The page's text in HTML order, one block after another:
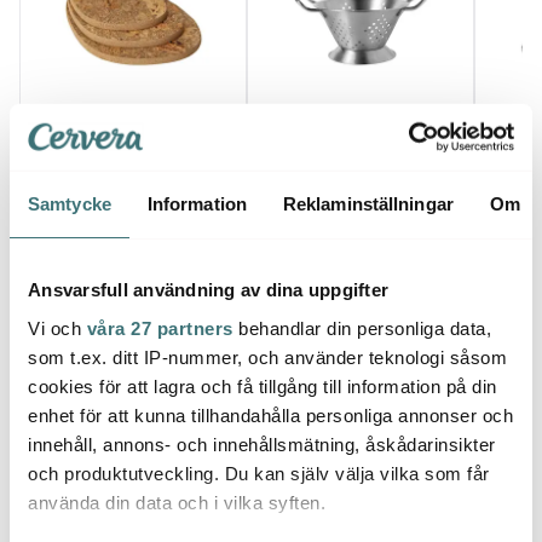
Samtycke Information Reklaminställningar Om
Ansvarsfull användning av dina uppgifter
Vi och våra 27 partners behandlar din personliga data,
som t.ex. ditt IP-nummer, och använder teknologi såsom
cookies för att lagra och få tillgång till information på din
enhet för att kunna tillhandahålla personliga annonser och
innehåll, annons- och innehållsmätning, åskådarinsikter
och produktutveckling. Du kan själv välja vilka som får
använda din data och i vilka syften.
Anders Petter
Asymmetriska
Brun
399 kr
stål
399 kr
Steel
229
Låt dig inspireras av våra kunder